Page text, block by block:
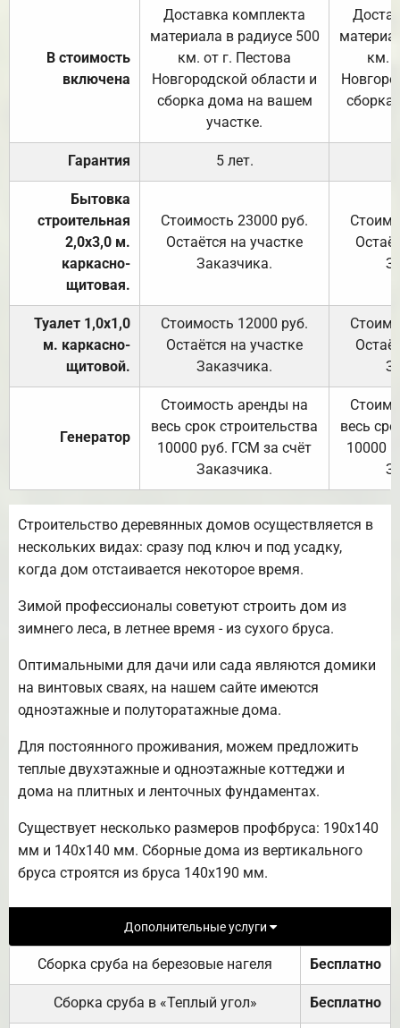
В стоимость
включена
Доставка комплекта
материала в радиусе 500
км. от г. Пестова
Новгородской области и
сборка дома на вашем
участке.
км.
Гарантия 5 лет.
Бытовка
строительная
2,0х3,0 м.
каркасно-
щитовая.
Стоимость 23000 руб.
Остаётся на участке
Заказчика.
Туалет 1,0х1,0
м. каркасно-
щитовой.
Стоимость 12000 руб.
Остаётся на участке
Заказчика.
Генератор
Стоимость аренды на
весь срок строительства
10000 руб. ГСМ за счёт
Заказчика.
весь
10000
Строительство деревянных домов осуществляется в
нескольких видах: сразу под ключ и под усадку,
когда дом отстаивается некоторое время.
Зимой профессионалы советуют строить дом из
зимнего леса, в летнее время - из сухого бруса.
Оптимальными для дачи или сада являются домики
на винтовых сваях, на нашем сайте имеются
одноэтажные и полуторатажные дома.
Для постоянного проживания, можем предложить
теплые двухэтажные и одноэтажные коттеджи и
дома на плитных и ленточных фундаментах.
Существует несколько размеров профбруса: 190х140
мм и 140х140 мм. Сборные дома из вертикального
бруса строятся из бруса 140х190 мм.
Дополнительные услуги
Сборка сруба на березовые нагеля Бесплатно
Сборка сруба в «Теплый угол» Бесплатно